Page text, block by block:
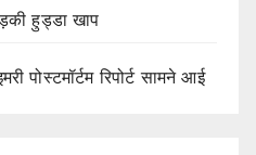
हुड्डा खाप
पोस्टमॉर्टम रिपोर्ट सामने आई